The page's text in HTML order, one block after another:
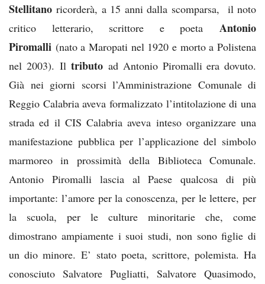
Stellitano ricorderà, a 15 anni dalla scomparsa, il noto
critico letterario, scrittore e poeta Antonio
Piromalli (nato a Maropati nel 1920 e morto a Polistena
nel 2003). Iltributo ad Antonio Piromalli era dovuto.
Già nei giorni scorsi l’Amministrazione Comunale di
Reggio Calabria aveva formalizzato l’intitolazione di una
strada ed il CIS Calabria aveva inteso organizzare una
manifestazione pubblica per l’applicazione del simbolo
marmoreo in prossimità della Biblioteca Comunale.
Antonio Piromalli lascia al Paese qualcosa di più
importante: l’amore per la conoscenza, per le lettere, per
la scuola, per le culture minoritarie che, come
dimostrano ampiamente i suoi studi, non sono figlie di
un dio minore. E’ stato poeta, scrittore, polemista. Ha
conosciuto Salvatore Pugliatti, Salvatore Quasimodo,